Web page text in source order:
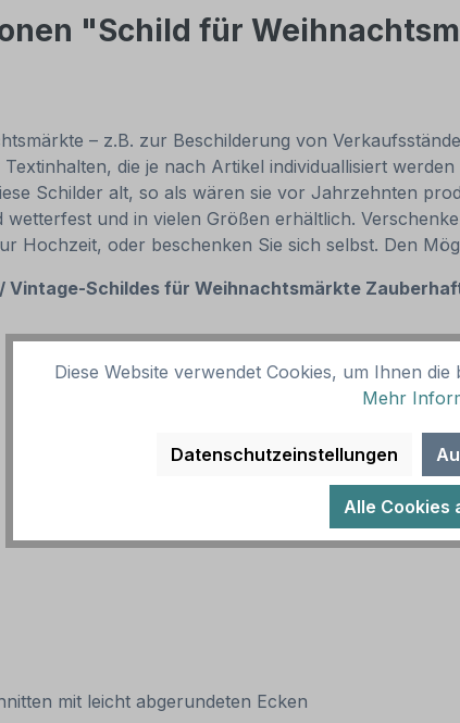
"Schild für
– z.B. zur Beschilderung von
die je nach Artikel individuallisiert
Schilder alt, so als wären sie vor Jahrzehnten
wetterfest und in vielen Größen erhältlich.
Hochzeit, oder beschenken Sie sich selbst. Den
Vintage-Schildes für Weihnachtsmärkte
mit leicht abgerundeten Ecken
Diese Website verwendet Cookies, um Ihnen
Mehr
Datenschutzeinstellungen
Alle Cookies